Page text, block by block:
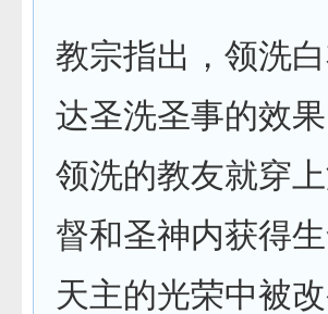
教宗指出，领洗
达圣洗圣事的效
领洗的教友就穿
督和圣神内获得
天主的光荣中被